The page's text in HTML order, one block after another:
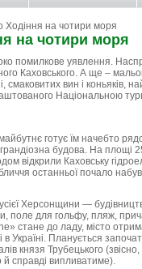
Ходіння на чотири моря
на чотири моря
помилкове уявлення.
Каховського. А ще –
смаковитих вин і коньяків,
Національною
готує їм начебто
грандіозна будова. На площі
відкрили Каховську
останньої почало
Херсонщини —
поле для гольфу, пляж,
стане до ладу, місто
Україні. Планується
князя Трубецького
справді випливатиме).